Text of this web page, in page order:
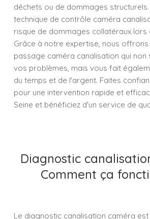
déchets ou de dommages
technique de contrôle caméra
risque de dommages collatéraux lors
Grâce à notre expertise, nous
passage caméra canalisation qui non
vos problèmes, mais vous fait
du temps et de l'argent. Faites
pour une intervention rapide et
Seine et bénéficiez d'un service de
Diagnostic
Comment ça
Le diagnostic canalisation caméra